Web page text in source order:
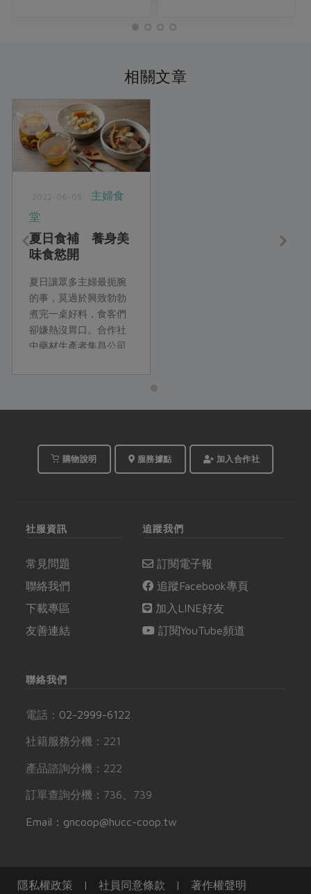
相關文章
2022-06-05
主婦食
堂
夏日食補 養身美
味食慾開
夏日讓眾多主婦最扼腕
的事，莫過於興致勃勃
煮完一桌好料，食客們
卻嫌熱沒胃口。合作社
中藥材生產者集昌公司
智，設計了三道夏季養
備、營養豐富，食材更
式簡易，讓掌廚人也能
輕鬆優雅地端出開胃料
購物說明 服務據點 加入合作社
社服資訊
常見問題
聯絡我們
下載專區
友善連結
追蹤我們
訂閱電子報
追蹤Facebook專頁
加入LINE好友
訂閱YouTube頻道
聯絡我們
電話： 02-2999-6122
社籍服務分機：221
產品諮詢分機：222
訂單查詢分機：736、739
Email：gncoop@hucc-coop.tw
隱私權政策 | 社員同意條款 | 著作權聲明